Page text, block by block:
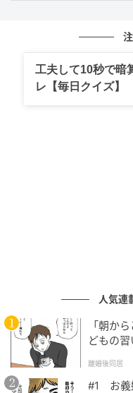
※同じ優先順位の計算が
今回の問題には、15
るので、どこから計
しれません。そんな
残りは、引き算と足
優先順位は同じなの
り着けます。
工夫して10秒で暗
レ【毎日クイズ】
人気連
「朝か
どもの
離婚後同居
#1 お義